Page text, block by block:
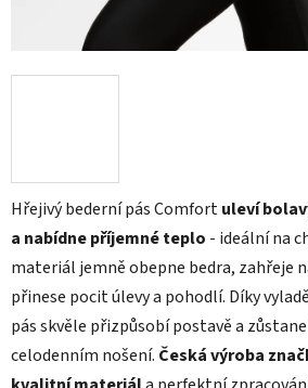
Hřejivý bederní pás Comfortuleví
a nabídne příjemné teplo - ideální na
materiál jemně obepne bedra, zahřeje
přinese pocit úlevy a pohodlí. Díky
pás skvěle přizpůsobí postavě a
celodenním nošení. Česká výroba